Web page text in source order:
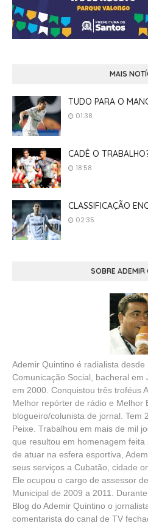
MAIS
TUDO PARA O
01:38
CADÊ O
18:58
CLASSIFICAÇÃO
02:35
SOBRE ADEMIR
Ademir Quintino é radialista
Comunicação Social, bacheral em
em 2000. Conquistou três troféus
Melhor repórter de rádio e Melhor
blogueiro/colunista de jornal. Tem
Peixe. Trabalhou em mais de mil
que resultou em homenagem feita
de atuar na esfera esportiva,
seus serviços a Cubatão, cidade
Ele ocupou o cargo de assessor
Municipal de 2009 a 2011.
Blog do Ademir Quintino o
comentarista do canal de TV